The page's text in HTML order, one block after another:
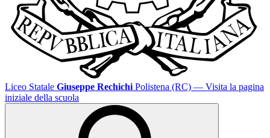
Liceo Statale Giuseppe Rechichi Polistena (RC) — Visita la pagina
iniziale della scuola